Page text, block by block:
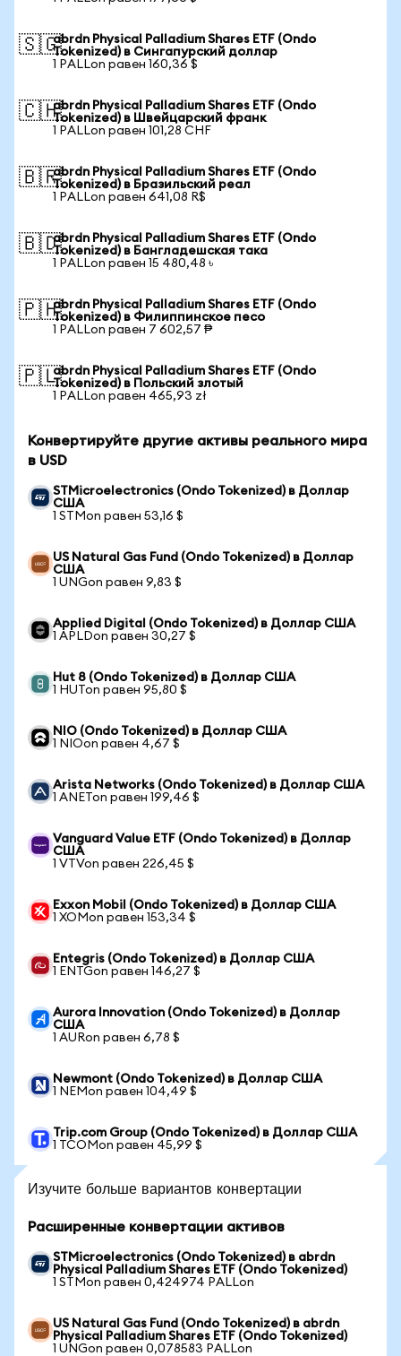
🇸🇬abrdn Physical Palladium Shares ETF (Ondo
Tokenized) в Сингапурский доллар
1 PALLon равен 160,36 $
🇨🇭abrdn Physical Palladium Shares ETF (Ondo
Tokenized) в Швейцарский франк
1 PALLon равен 101,28 CHF
🇧🇷abrdn Physical Palladium Shares ETF (Ondo
Tokenized) в Бразильский реал
1 PALLon равен 641,08 R$
🇧🇩abrdn Physical Palladium Shares ETF (Ondo
Tokenized) в Бангладешская така
1 PALLon равен 15 480,48 ৳
🇵🇭abrdn Physical Palladium Shares ETF (Ondo
Tokenized) в Филиппинское песо
1 PALLon равен 7 602,57 ₱
🇵🇱abrdn Physical Palladium Shares ETF (Ondo
Tokenized) в Польский злотый
1 PALLon равен 465,93 zł
Конвертируйте другие активы реального мира
в USD
STMicroelectronics (Ondo Tokenized) в Доллар
США
1 STMon равен 53,16 $
US Natural Gas Fund (Ondo Tokenized) в Доллар
США
1 UNGon равен 9,83 $
Applied Digital (Ondo Tokenized) в Доллар США
1 APLDon равен 30,27 $
Hut 8 (Ondo Tokenized) в Доллар США
1 HUTon равен 95,80 $
NIO (Ondo Tokenized) в Доллар США
1 NIOon равен 4,67 $
Arista Networks (Ondo Tokenized) в Доллар США
1 ANETon равен 199,46 $
Vanguard Value ETF (Ondo Tokenized) в Доллар
США
1 VTVon равен 226,45 $
Exxon Mobil (Ondo Tokenized) в Доллар США
1 XOMon равен 153,34 $
Entegris (Ondo Tokenized) в Доллар США
1 ENTGon равен 146,27 $
Aurora Innovation (Ondo Tokenized) в Доллар
США
1 AURon равен 6,78 $
Newmont (Ondo Tokenized) в Доллар США
1 NEMon равен 104,49 $
Trip.com Group (Ondo Tokenized) в Доллар США
1 TCOMon равен 45,99 $
Изучите больше вариантов конвертации
Расширенные конвертации активов
STMicroelectronics (Ondo Tokenized) в abrdn
Physical Palladium Shares ETF (Ondo Tokenized)
1 STMon равен 0,424974 PALLon
US Natural Gas Fund (Ondo Tokenized) в abrdn
Physical Palladium Shares ETF (Ondo Tokenized)
1 UNGon равен 0,078583 PALLon